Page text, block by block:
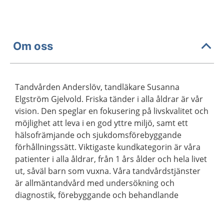
Om oss
Tandvården Anderslöv, tandläkare Susanna
Elgström Gjelvold. Friska tänder i alla åldrar är vår
vision. Den speglar en fokusering på livskvalitet och
möjlighet att leva i en god yttre miljö, samt ett
hälsofrämjande och sjukdomsförebyggande
förhållningssätt. Viktigaste kundkategorin är våra
patienter i alla åldrar, från 1 års ålder och hela livet
ut, såväl barn som vuxna. Våra tandvårdstjänster
är allmäntandvård med undersökning och
diagnostik, förebyggande och behandlande